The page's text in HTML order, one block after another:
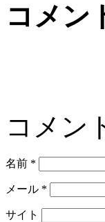
コメン
コメン
名前 *
メール *
サイト